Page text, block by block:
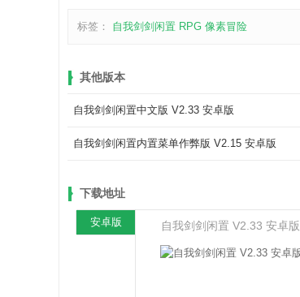
标签： 自我剑剑闲置 RPG 像素冒险
其他版本
自我剑剑闲置中文版 V2.33 安卓版
自我剑剑闲置内置菜单作弊版 V2.15 安卓版
下载地址
安卓版 自我剑剑闲置 V2.33 安卓版